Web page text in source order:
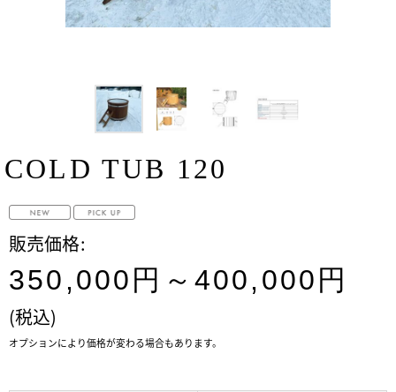
COLD TUB 120
販売価格:
350,000 円 ～400,000 円
(税込)
オプションにより価格が変わる場合もあります。